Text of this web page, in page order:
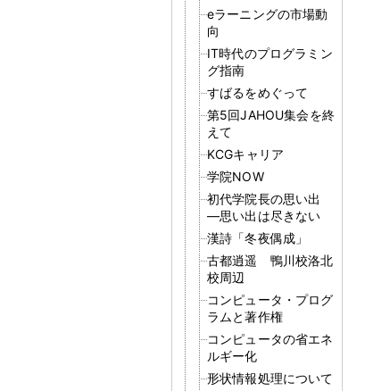
eラーニングの市場動
向
IT時代のプログラミン
グ指南
すばるをめぐって
第5回JAHOU集会を終
えて
KCGキャリア
学院NOW
初代学院長の思い出
―思い出は尽きない
漢詩「冬夜偶成」
古都逍遥 鴨川校洛北
校周辺
コンピュータ・プログ
ラムと著作権
コンピュータの省エネ
ルギー化
形状情報処理について